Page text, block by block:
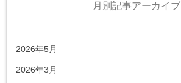
月別記事アーカイブ
2026年5月
2026年3月